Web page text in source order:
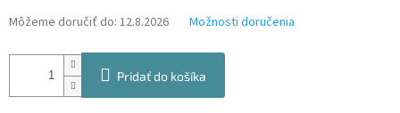
Môžeme doručiť do: 12.8.2026 Možnosti doručenia
Pridať do košíka